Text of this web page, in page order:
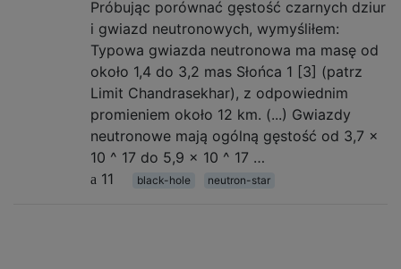
Próbując porównać gęstość czarnych dziur
i gwiazd neutronowych, wymyśliłem:
Typowa gwiazda neutronowa ma masę od
około 1,4 do 3,2 mas Słońca 1 [3] (patrz
Limit Chandrasekhar), z odpowiednim
promieniem około 12 km. (...) Gwiazdy
neutronowe mają ogólną gęstość od 3,7 ×
10 ^ 17 do 5,9 × 10 ^ 17 …
11
black-hole neutron-star